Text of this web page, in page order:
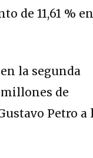
de 11,61 %
la segunda
millones de
Petro a